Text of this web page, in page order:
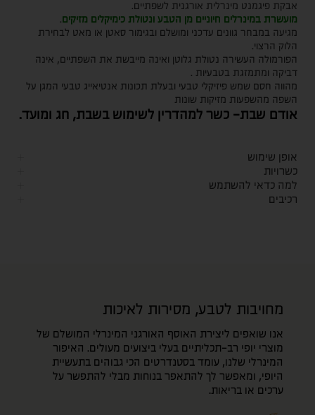
אבקת פיגמנט מינרלית אורגנית לשפתיים.
מועשרת במינרלים חיוניים מן הטבע ונטולת כימיקלים מזיקים.
מגיעה במבחר גוונים עדכני ומושלם ובגימור סאטן או מאט לבחירת
הלוק הרצוי.
הפורמולה העשירה נטולת גלוטן ואינה מייבשת את השפתיים, אינה
דביקה ומתמזגת בטבעיות .
מהווה חסם שמש פיזיקלי טבעי ובעלת תכונות אנטיאייג טבעי המגן על
השפה מהשפעות מזיקות שונות
אודם שבת- כשר למהדרין לשימוש בשבת, חג ומועד.
אופן שימוש
כשרויות
למה כדאי להשתמש
רכיבים
מחויבות לטבע, מסירות לאיכות
אנו שואפים ליצירת האוסף האורגני המינרלי המושלם של
מוצרי יופי רב-תכליתיים בעלי ביצועים מעולים. האיפור
המינרלי שלנו, עומד בסטנדרטים הכי גבוהים בתעשיית
היופי, ומאפשר לך להתאפר בנוחות מבלי להתפשר על
ערכים או בריאות.